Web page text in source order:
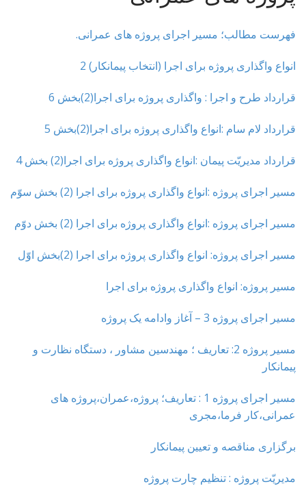
t
فهرست مطالب؛ مسیر اجرای پروژه های عمرانی.
انواع واگذاری پروژه برای اجرا (انتخاب پیمانکار) 2
قرارداد طرح و اجرا : واگذاری پروژه برای اجرا(2)بخش 6
قرارداد لام سام :انواع واگذاری پروژه برای اجرا(2)بخش 5
قرارداد مدیریّت پیمان :انواع واگذاری پروژه برای اجرا(2) بخش 4
مسیر اجرای پروژه :انواع واگذاری پروژه برای اجرا (2) بخش سوّم
مسیر اجرای پروژه :انواع واگذاری پروژه برای اجرا (2) بخش دوّم
مسیر اجرای پروژه: انواع واگذاری پروژه برای اجرا (2)بخش اوّل
مسیر پروژه: انواع واگذاری پروژه برای اجرا
مسیر اجرای پروژه 3 – آغاز وادامه یک پروژه
مسیر پروژه 2: تعاریف ؛ مهندسین مشاور ، دستگاه نظارت و
پیمانکار
مسیر اجرای پروژه 1 : تعاریف؛ پروژه،عمران،پروژه های
عمرانی،کار فرما،مجری
برگزاری مناقصه و تعیین پیمانکار
مدیریّت پروژه : تنظیم چارت پروژه